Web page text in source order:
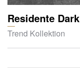
Residente Dark
Trend Kollektion